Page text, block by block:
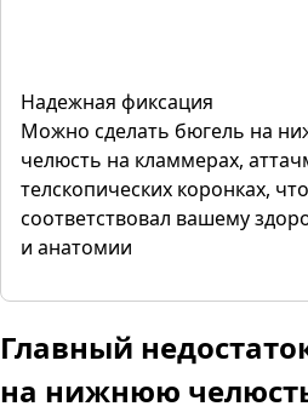
Надежная фиксация
Можно сделать бюгель на
челюсть на кламмерах,
телскопических коронках,
соответствовал вашему
и анатомии
Главный
на нижнюю